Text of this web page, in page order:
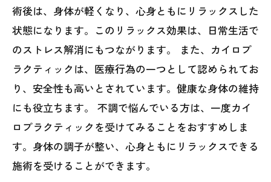
術後は、身体が軽くなり、心身ともにリラックスした
状態になります。このリラックス効果は、日常生活で
のストレス解消にもつながります。 また、カイロプ
ラクティックは、医療行為の一つとして認められてお
り、安全性も高いとされています。健康な身体の維持
にも役立ちます。 不調で悩んでいる方は、一度カイ
ロプラクティックを受けてみることをおすすめしま
す。身体の調子が整い、心身ともにリラックスできる
施術を受けることができます。